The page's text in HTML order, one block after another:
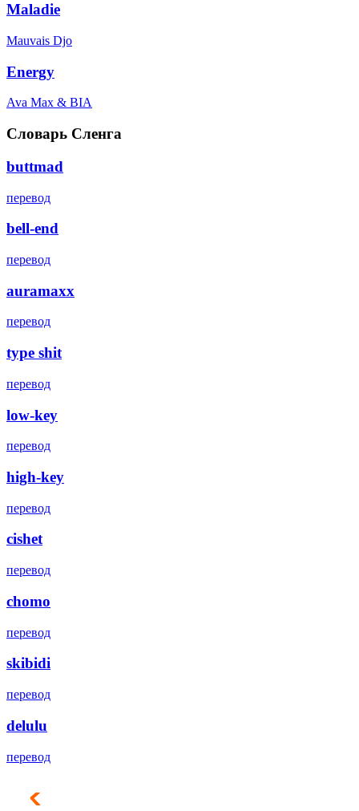
Maladie
Mauvais Djo
Energy
Ava Max & BIA
Словарь Сленга
buttmad
перевод
bell-end
перевод
auramaxx
перевод
type shit
перевод
low-key
перевод
high-key
перевод
cishet
перевод
chomo
перевод
skibidi
перевод
delulu
перевод